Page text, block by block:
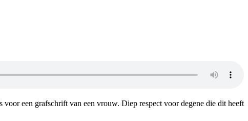
voor een grafschrift van een vrouw. Diep respect voor degene die dit heeft